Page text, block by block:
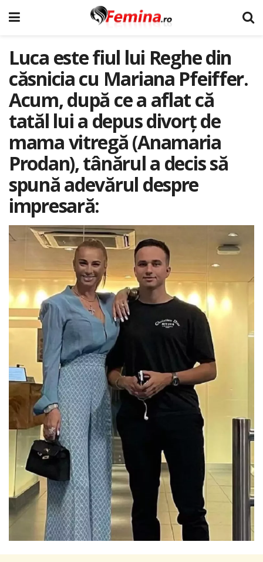
Luca este fiul lui Reghe din
căsnicia cu Mariana Pfeiffer.
Acum, după ce a aflat că
tatăl lui a depus divorț de
mama vitregă (Anamaria
Prodan), tânărul a decis să
spună adevărul despre
impresară: